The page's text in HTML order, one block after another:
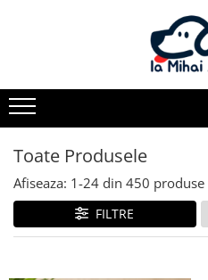
Pachete promotionale
Pachete promotionale
Pachete promotionale
Test gratuit
Toate Produsele
Afiseaza: 1-24 din 450 produse
FILTRE